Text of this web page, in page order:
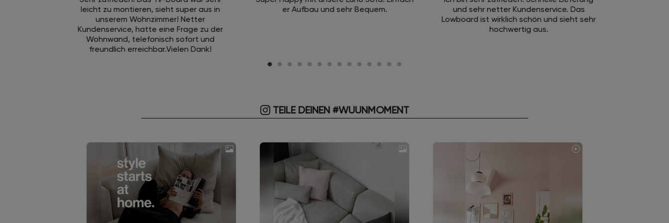
leicht zu montieren, sieht super aus in
unserem Wohnzimmer! Netter
Kundenservice, hatte eine Frage zu der
Wohnwand, telefonisch sofort und
freundlich erreichbar.Vielen Dank!
er Aufbau und sehr Bequem.
und sehr netter Kundenservice. Das
Lowboard ist wirklich schön und sieht sehr
hochwertig aus.
TEILE DEINEN #WUUNMOMENT